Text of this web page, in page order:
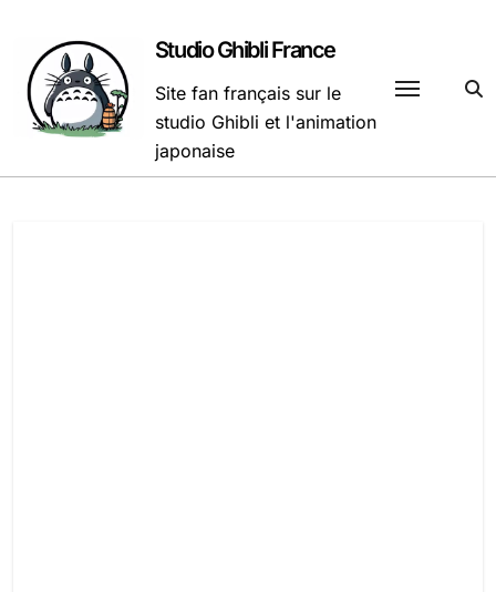
contenu
Studio Ghibli France
Site fan français sur le
studio Ghibli et l'animation
japonaise